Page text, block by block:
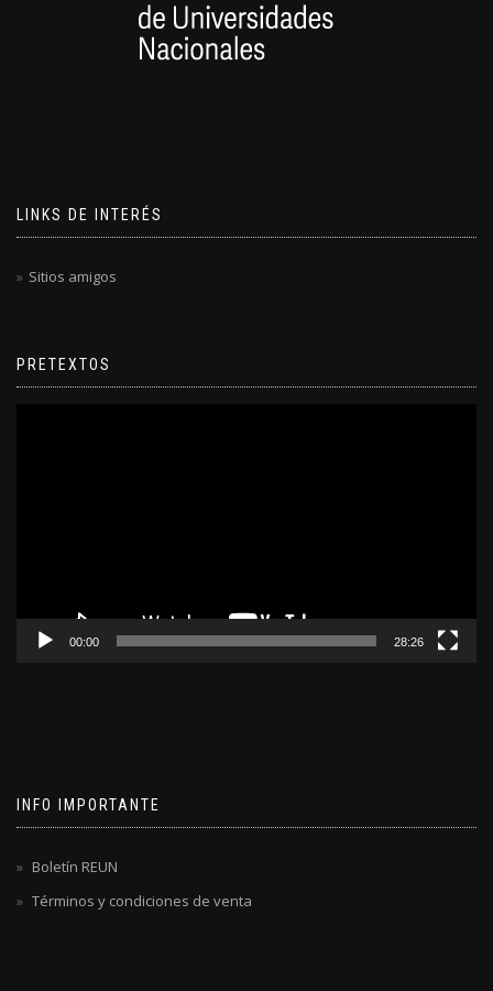
LINKS DE INTERÉS
Sitios amigos
PRETEXTOS
00:00 28:26
INFO IMPORTANTE
Boletín REUN
Términos y condiciones de venta